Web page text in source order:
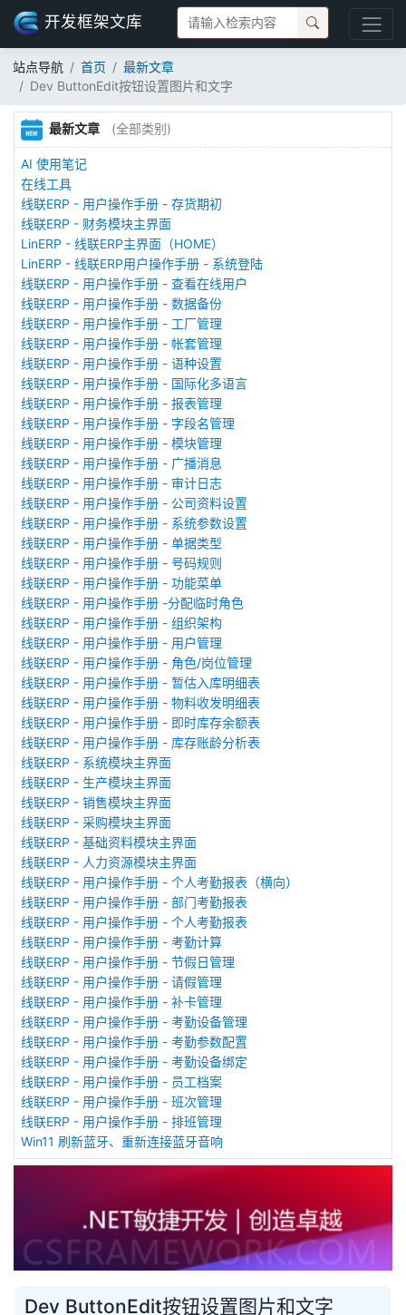
开发框架文库
站点导航 首页
最新文章
Dev ButtonEdit按钮设置图片和文字
最新文章 (全部类别)
AI 使用笔记
在线工具
线联ERP - 用户操作手册 - 存货期初
线联ERP - 财务模块主界面
LinERP - 线联ERP主界面（HOME）
LinERP - 线联ERP用户操作手册 - 系统登陆
线联ERP - 用户操作手册 - 查看在线用户
线联ERP - 用户操作手册 - 数据备份
线联ERP - 用户操作手册 - 工厂管理
线联ERP - 用户操作手册 - 帐套管理
线联ERP - 用户操作手册 - 语种设置
线联ERP - 用户操作手册 - 国际化多语言
线联ERP - 用户操作手册 - 报表管理
线联ERP - 用户操作手册 - 字段名管理
线联ERP - 用户操作手册 - 模块管理
线联ERP - 用户操作手册 - 广播消息
线联ERP - 用户操作手册 - 审计日志
线联ERP - 用户操作手册 - 公司资料设置
线联ERP - 用户操作手册 - 系统参数设置
线联ERP - 用户操作手册 - 单据类型
线联ERP - 用户操作手册 - 号码规则
线联ERP - 用户操作手册 - 功能菜单
线联ERP - 用户操作手册 -分配临时角色
线联ERP - 用户操作手册 - 组织架构
线联ERP - 用户操作手册 - 用户管理
线联ERP - 用户操作手册 - 角色/岗位管理
线联ERP - 用户操作手册 - 暂估入库明细表
线联ERP - 用户操作手册 - 物料收发明细表
线联ERP - 用户操作手册 - 即时库存余额表
线联ERP - 用户操作手册 - 库存账龄分析表
线联ERP - 系统模块主界面
线联ERP - 生产模块主界面
线联ERP - 销售模块主界面
线联ERP - 采购模块主界面
线联ERP - 基础资料模块主界面
线联ERP - 人力资源模块主界面
线联ERP - 用户操作手册 - 个人考勤报表（横向）
线联ERP - 用户操作手册 - 部门考勤报表
线联ERP - 用户操作手册 - 个人考勤报表
线联ERP - 用户操作手册 - 考勤计算
线联ERP - 用户操作手册 - 节假日管理
线联ERP - 用户操作手册 - 请假管理
线联ERP - 用户操作手册 - 补卡管理
线联ERP - 用户操作手册 - 考勤设备管理
线联ERP - 用户操作手册 - 考勤参数配置
线联ERP - 用户操作手册 - 考勤设备绑定
线联ERP - 用户操作手册 - 员工档案
线联ERP - 用户操作手册 - 班次管理
线联ERP - 用户操作手册 - 排班管理
Win11 刷新蓝牙、重新连接蓝牙音响
Dev ButtonEdit按钮设置图片和文字